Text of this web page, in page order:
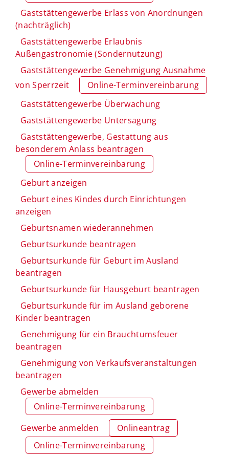
Gaststättengewerbe Erlass von Anordnungen
(nachträglich)
Gaststättengewerbe Erlaubnis
Außengastronomie (Sondernutzung)
Gaststättengewerbe Genehmigung Ausnahme
von Sperrzeit
Online-Terminvereinbarung
Gaststättengewerbe Überwachung
Gaststättengewerbe Untersagung
Gaststättengewerbe, Gestattung aus
besonderem Anlass beantragen
Online-Terminvereinbarung
Geburt anzeigen
Geburt eines Kindes durch Einrichtungen
anzeigen
Geburtsnamen wiederannehmen
Geburtsurkunde beantragen
Geburtsurkunde für Geburt im Ausland
beantragen
Geburtsurkunde für Hausgeburt beantragen
Geburtsurkunde für im Ausland geborene
Kinder beantragen
Genehmigung für ein Brauchtumsfeuer
beantragen
Genehmigung von Verkaufsveranstaltungen
beantragen
Gewerbe abmelden
Online-Terminvereinbarung
Gewerbe anmelden
Onlineantrag
Online-Terminvereinbarung